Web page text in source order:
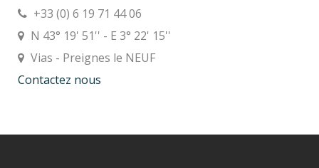
+33 (0) 6 19 71 44 06
N 43° 19' 51'' - E 3° 22' 15''
Vias - Preignes le NEUF
Contactez nous